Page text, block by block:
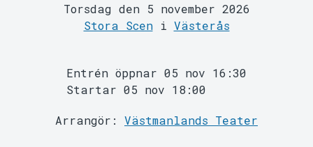
MyTickster
Torsdag den 5 november 2026
Stora Sceni Västerås
Entrén öppnar 05 nov 16:30
Startar 05 nov 18:00
Arrangör: Västmanlands Teater